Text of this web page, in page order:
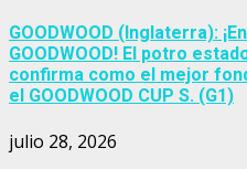
GOODWOOD (Inglaterra):
GOODWOOD! El potro
confirma como el mejor
el GOODWOOD CUP S. (G1)
julio 28, 2026